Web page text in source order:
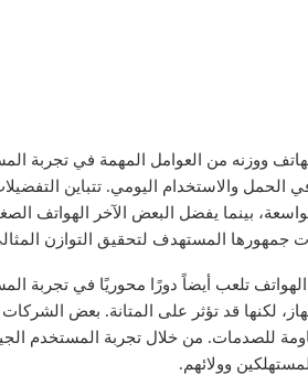
ووزنه من العوامل المهمة في تجربة
الحمل والاستخدام اليومي. تتباين
بينما يفضل البعض الآخر الهواتف
جمهورها المستهدف لتحقيق التوازن
تلعب أيضاً دورًا محوريًا في تجربة
لكنها قد تؤثر على المتانة. بعض
للصدمات. من خلال تجربة المستخدم
وولائهم.